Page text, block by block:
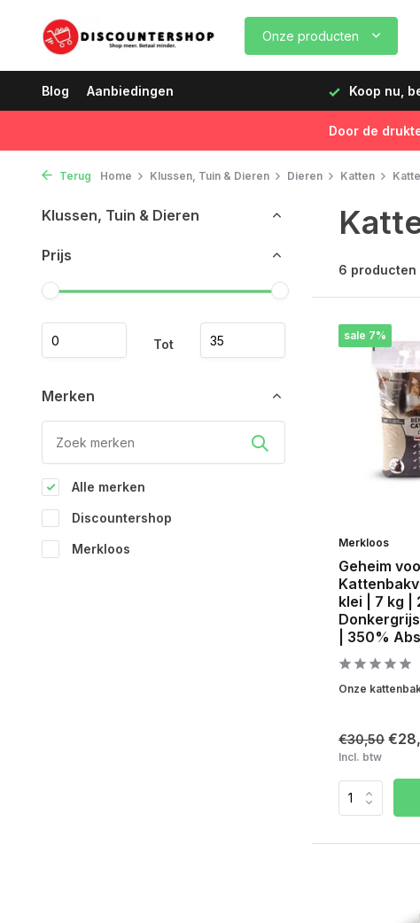
Onze producten
Blog Aanbiedingen
vóór 12:00 uur, de volgende dag geleverd! Koop nu,
Door de
Terug Home Klussen, Tuin & Dieren Dieren Katten
Klussen, Tuin & Dieren
Prijs
Tot
Merken
Alle merken
Discountershop
Merkloos
6 producten
sale 7%
Merkloos
Geheim
klei | 7 kg |
| 350%
Onze
€30,50
Incl. btw